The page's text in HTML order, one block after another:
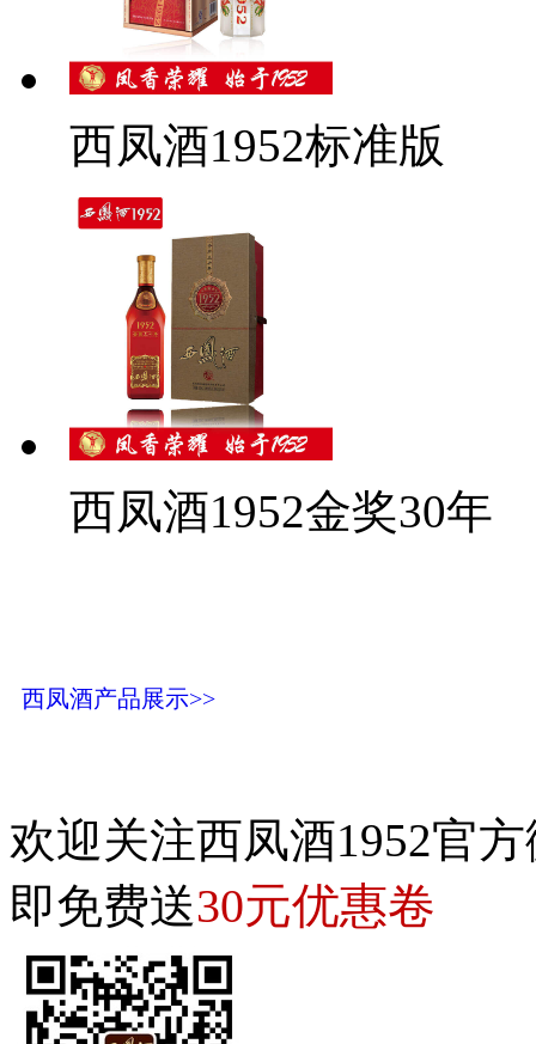
西凤酒1952标准版
西凤酒1952金奖30年
西凤酒产品展示>>
欢迎关注西凤酒1952官
即免费送30元优惠卷